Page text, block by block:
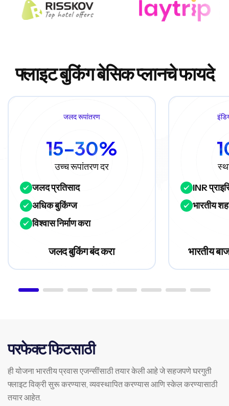
फ्लाइट बुकिंग बेसिक प्लानचे फायदे
जलद रूपांतरण
15–30%
उच्च रूपांतरण दर
जलद प्रतिसाद
अधिक बुकिंग्ज
विश्वास निर्माण करा
जलद बुकिंग बंद करा
INR
भारतीय
भारतीय
परफेक्ट फिटसाठी
ही योजना भारतीय प्रवास एजन्सींसाठी तयार केली आहे जे सहजपणे घरगुती
फ्लाइट विक्री सुरू करण्यास, व्यवस्थापित करण्यास आणि स्केल करण्यासाठी
तयार आहेत.